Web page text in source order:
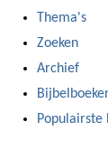
Thema's
Zoeken
Archief
Populairste